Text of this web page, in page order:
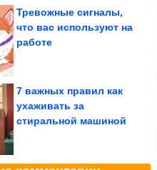
Тревожные сигналы,
что вас используют на
работе
7 важных правил как
ухаживать за
стиральной машиной